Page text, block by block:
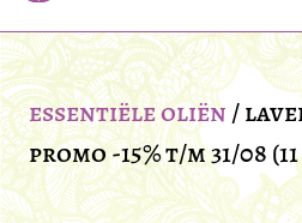
essentiële oliën/
promo -15% t/m 31/08